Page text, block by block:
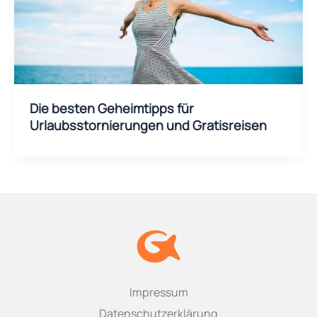
Die besten Geheimtipps für
Urlaubsstornierungen und Gratisreisen
Impressum
Datenschutzerklärung